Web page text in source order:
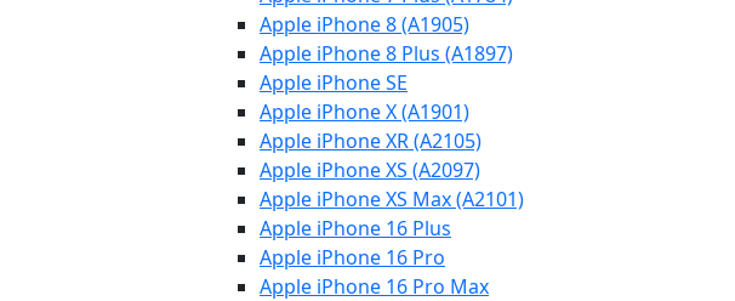
Apple iPhone 8 (A1905)
Apple iPhone 8 Plus (A1897)
Apple iPhone SE
Apple iPhone X (A1901)
Apple iPhone XR (A2105)
Apple iPhone XS (A2097)
Apple iPhone XS Max (A2101)
Apple iPhone 16 Plus
Apple iPhone 16 Pro
Apple iPhone 16 Pro Max